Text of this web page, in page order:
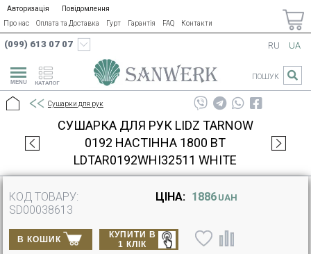
Авторизація
Повідомлення
Про нас
Оплата та Доставка Гурт Гарантія FAQ Контакти
(099) 613 07 07
КАТАЛОГ
RU UA
ПОШУК
Сушарки для рук
СУШАРКА ДЛЯ РУК LIDZ TARNOW
0192 НАСТІННА 1800 ВТ
LDTAR0192WHI32511 WHITE
КОД ТОВАРУ:
SD00038613
ЦІНА: 1886 UAH
В КОШИК
КУПИТИ В
1 КЛІК